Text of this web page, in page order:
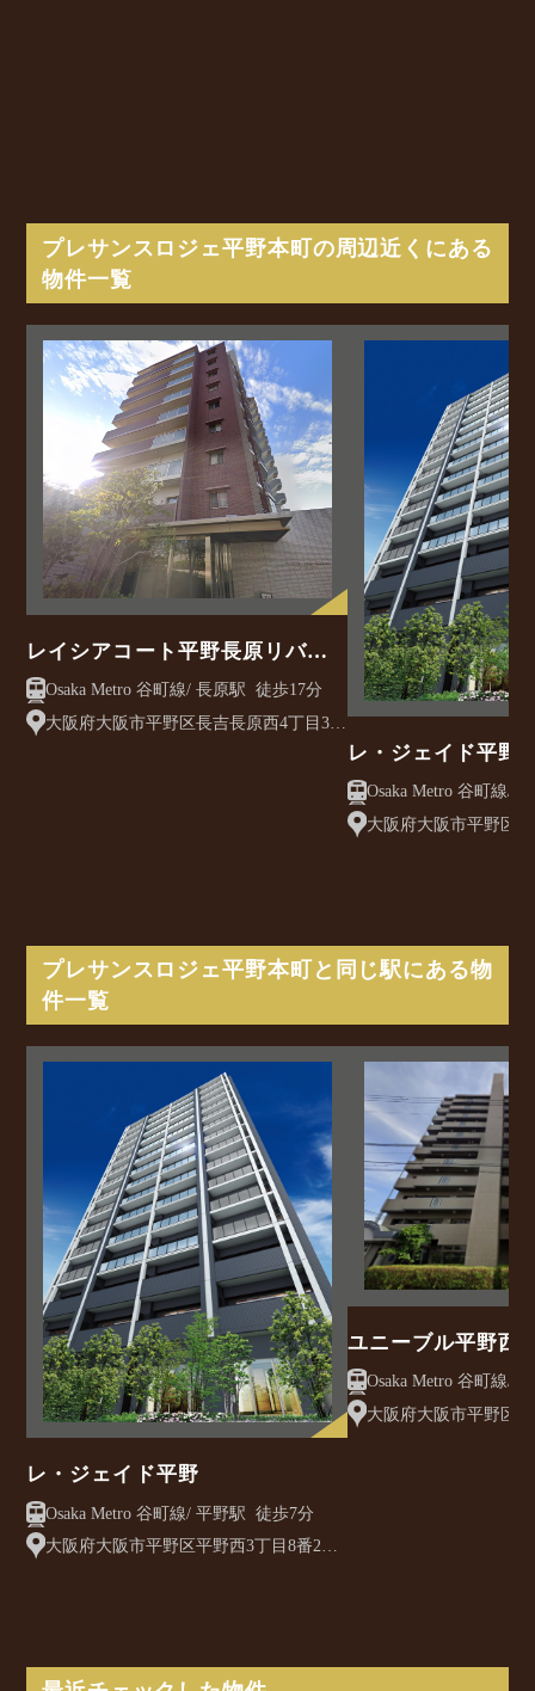
プレサンスロジェ平野本町の周辺近くにある
物件一覧
レイシアコート平野長原リバー
サイドリッジ
Osaka Metro 谷町線/ 長原駅 徒歩17分
大阪府大阪市平野区長吉長原西4丁目3-
レ・ジェイド平野
大阪府大阪市平野区
プレサンスロジェ平野本町と同じ駅にある物
件一覧
レ・ジェイド平野
Osaka Metro 谷町線/ 平野駅 徒歩7分
大阪府大阪市平野区平野西3丁目8番2他
ユニーブル平野西
大阪府大阪市平野区